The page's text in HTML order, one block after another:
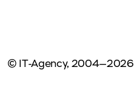
© IT-Agency, 2004—2026